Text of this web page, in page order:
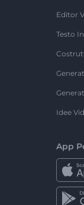
Editor
Testo
Idee
App